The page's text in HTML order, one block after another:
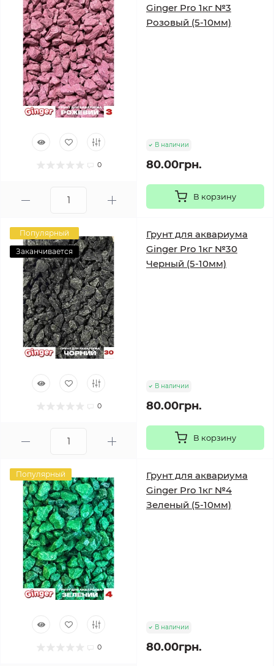
0
Ginger Pro 1кг №3
Розовый (5-10мм)
В наличии
80.00грн.
В корзину
Популярный
Заканчивается
0
Грунт для аквариума
Ginger Pro 1кг №30
Черный (5-10мм)
В наличии
80.00грн.
В корзину
Популярный
0
Грунт для аквариума
Ginger Pro 1кг №4
Зеленый (5-10мм)
В наличии
80.00грн.